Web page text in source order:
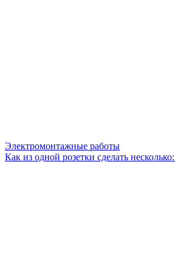
Электромонтажные работы
Как из одной розетки сделать